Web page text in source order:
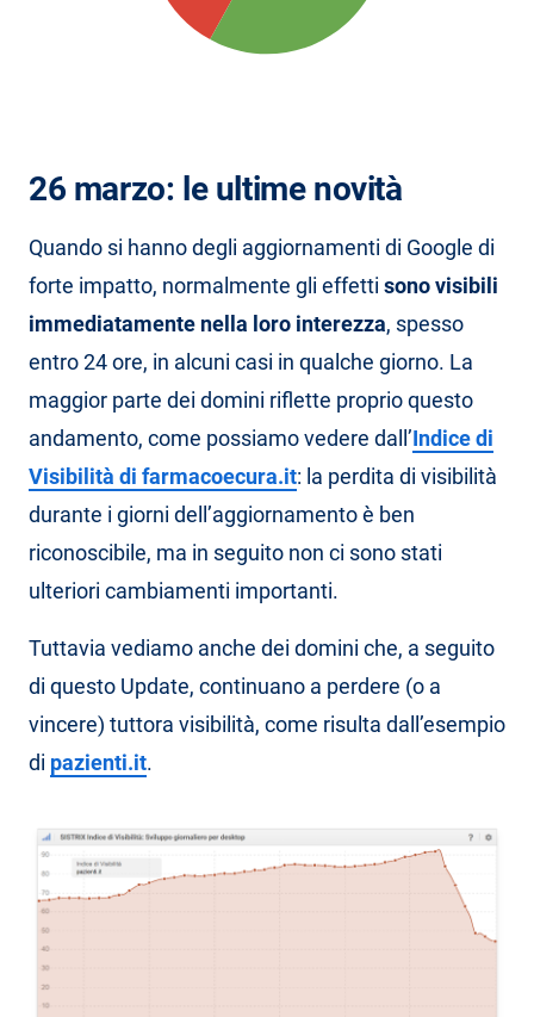
26 marzo: le ultime novità
Quando si hanno degli aggiornamenti di Google di
forte impatto, normalmente gli effetti sono visibili
immediatamente nella loro interezza, spesso
entro 24 ore, in alcuni casi in qualche giorno. La
maggior parte dei domini riflette proprio questo
andamento, come possiamo vedere dall’Indice di
Visibilità di farmacoecura.it: la perdita di visibilità
durante i giorni dell’aggiornamento è ben
riconoscibile, ma in seguito non ci sono stati
ulteriori cambiamenti importanti.
Tuttavia vediamo anche dei domini che, a seguito
di questo Update, continuano a perdere (o a
vincere) tuttora visibilità, come risulta dall’esempio
di pazienti.it.